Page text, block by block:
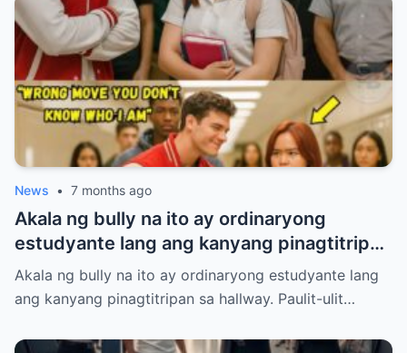
News • 7 months ago
Akala ng bully na ito ay ordinaryong
estudyante lang ang kanyang pinagtitripan
sa hallway. Paulit-ulit niyang hinamak,
tinulak, at pinahiya ang isang tahimik na
laking gulat ng lahat nang lumabas ang
Akala ng bully na ito ay ordinaryong estudyante lang
ang kanyang pinagtitripan sa hallway. Paulit-ulit…